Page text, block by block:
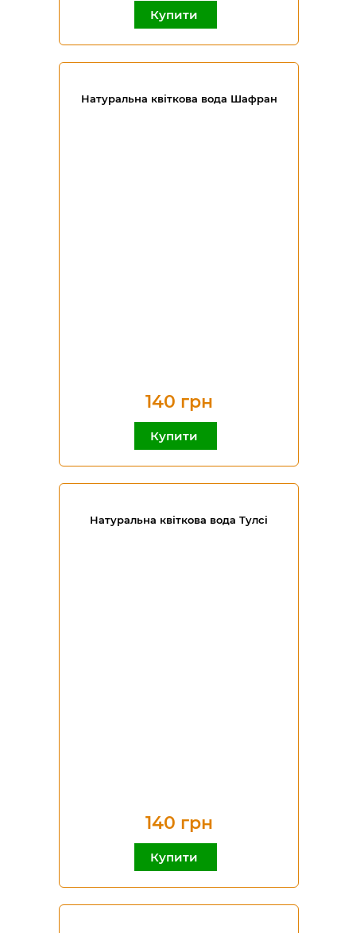
Купити
Натуральна квіткова вода Шафран
140 грн
Купити
Натуральна квіткова вода Тулсі
140 грн
Купити